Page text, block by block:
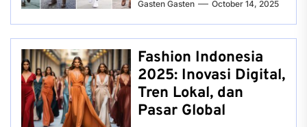
Gasten Gasten October 14, 2025
Fashion Indonesia
2025: Inovasi Digital,
Tren Lokal, dan
Pasar Global